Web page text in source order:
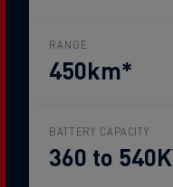
RANGE
450km*
BATTERY CAPACITY
360 to